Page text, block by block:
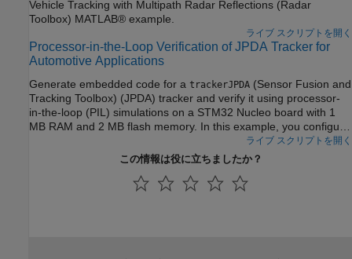
Vehicle Tracking with Multipath Radar Reflections (Radar
Toolbox) MATLAB® example.
ライブ スクリプトを開く
Processor-in-the-Loop Verification of JPDA Tracker for
Automotive Applications
Generate embedded code for a trackerJPDA (Sensor Fusion and
Tracking Toolbox) (JPDA) tracker and verify it using processor-
in-the-loop (PIL) simulations on a STM32 Nucleo board with 1
MB RAM and 2 MB flash memory. In this example, you configure
the JPDA tracker to process detections from a camera and a
radar sensor mounted in front of an ego vehicle in highway
verify the tracking and computational performance of the
ライブ スクリプトを開く
この情報は役に立ちましたか？